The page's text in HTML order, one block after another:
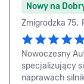
Nowy na
Żmigrodzka 75,
Nowoczesny
specjalizujący
naprawach